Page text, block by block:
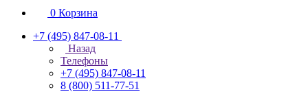
0 Корзина
+7 (495) 847-08-11
Назад
Телефоны
+7 (495) 847-08-11
8 (800) 511-77-51